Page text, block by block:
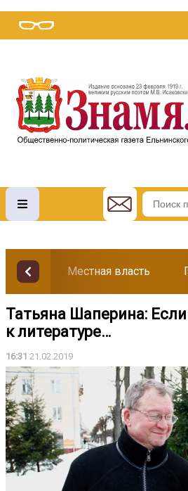
Местная власть
Татьяна Шаперина:
к литературе…
16:31 21.02.2019